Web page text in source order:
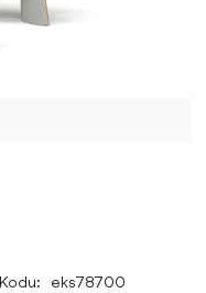
eks78700